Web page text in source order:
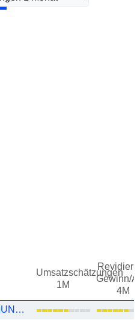
Umsatzschätzungen
1M
Gewinn/
4M
TELLING TELECOMMUNICATION HOLDING CO.,LTD